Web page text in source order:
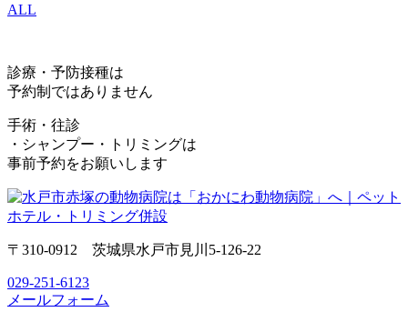
ALL
診療・予防接種は
予約制ではありません
手術・往診
・シャンプー・トリミングは
事前予約をお願いします
〒310-0912 茨城県水戸市見川5-126-22
029-251-6123
メールフォーム